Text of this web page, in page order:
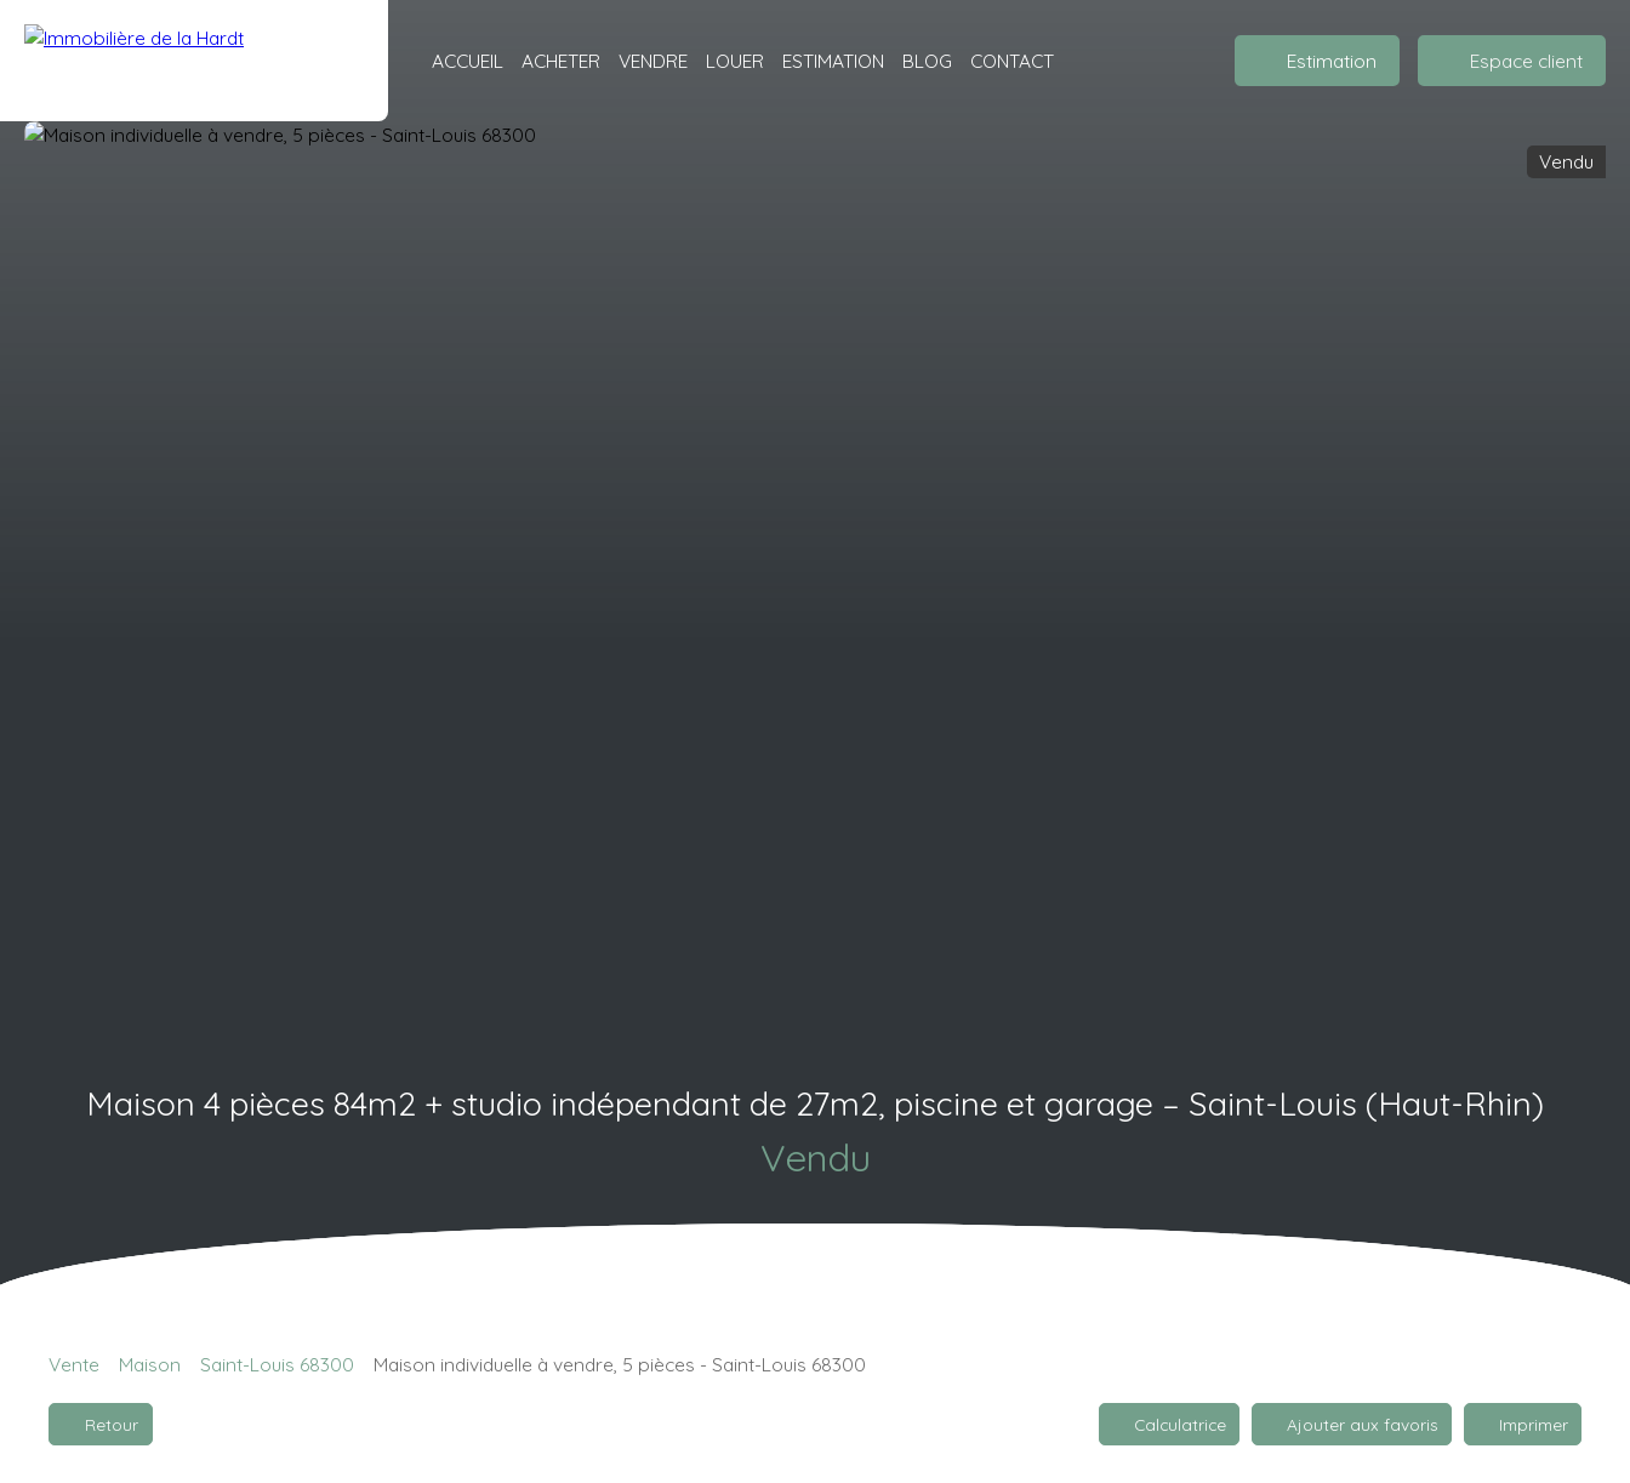
ACCUEIL ACHETER VENDRE LOUER ESTIMATION BLOG CONTACT Estimation Espace client
Vendu
Maison 4 pièces 84m2 + studio indépendant de 27m2, piscine et garage – Saint-Louis (Haut-Rhin)
Vendu
Vente Maison Saint-Louis 68300 Maison individuelle à vendre, 5 pièces - Saint-Louis 68300
Retour Calculatrice Ajouter aux favoris Imprimer